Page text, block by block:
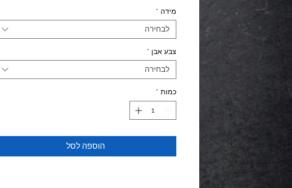
מידה *
לבחירה
צבע אבן *
לבחירה
כמות *
הוספה לסל